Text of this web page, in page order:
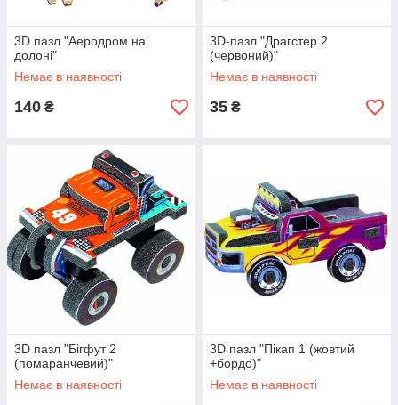
3D пазл "Аеродром на
долоні"
Немає в наявності
140 ₴
3D-пазл "Драгстер 2
(червоний)"
Немає в наявності
35 ₴
3D пазл "Бігфут 2
(помаранчевий)"
Немає в наявності
3D пазл "Пікап 1 (жовтий
+бордо)"
Немає в наявності